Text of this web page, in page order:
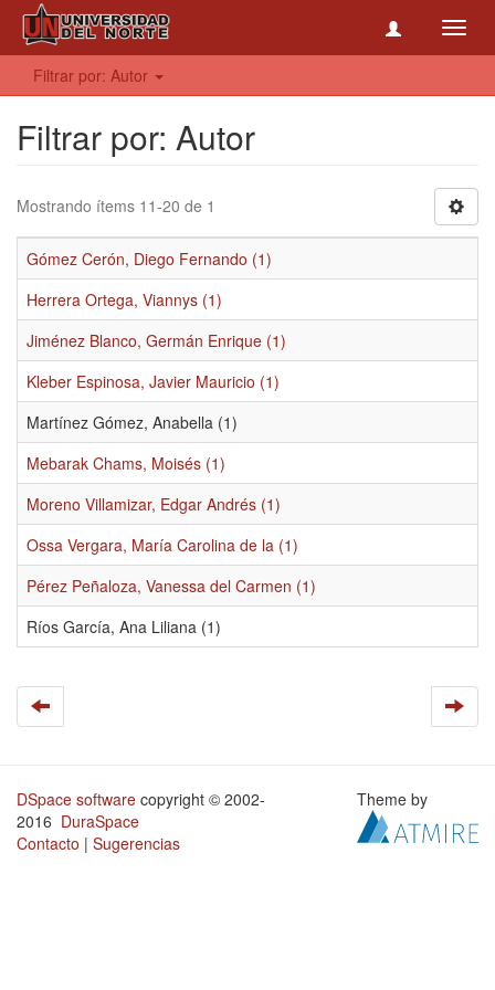
Filtrar por: Autor
Filtrar por: Autor
Mostrando ítems 11-20 de 1
Gómez Cerón, Diego Fernando (1)
Herrera Ortega, Viannys (1)
Jiménez Blanco, Germán Enrique (1)
Kleber Espinosa, Javier Mauricio (1)
Martínez Gómez, Anabella (1)
Mebarak Chams, Moisés (1)
Moreno Villamizar, Edgar Andrés (1)
Ossa Vergara, María Carolina de la (1)
Pérez Peñaloza, Vanessa del Carmen (1)
Ríos García, Ana Liliana (1)
DSpace software copyright © 2002-
2016 DuraSpace
Contacto | Sugerencias
Theme by